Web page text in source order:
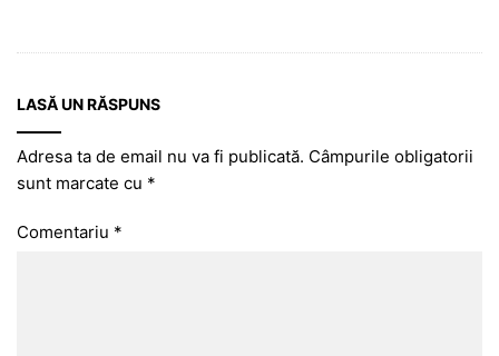
LASĂ UN RĂSPUNS
Adresa ta de email nu va fi publicată. Câmpurile obligatorii
sunt marcate cu *
Comentariu *